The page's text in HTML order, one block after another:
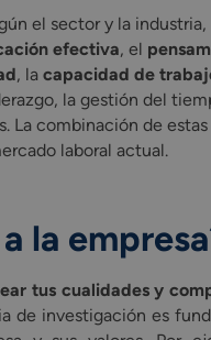
el sector y la
efectiva, el
, lacapacidad de
la gestión del
La combinación de
laboral actual.
la
tus cualidades y
de investigación es